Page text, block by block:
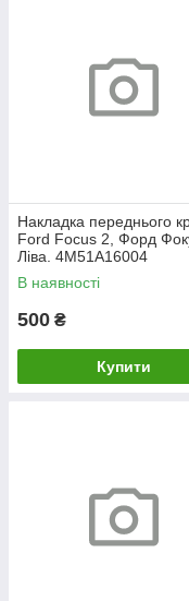
Накладка переднього
Ford Focus 2, Форд
Ліва. 4M51A16004
В наявності
500 ₴
Купити